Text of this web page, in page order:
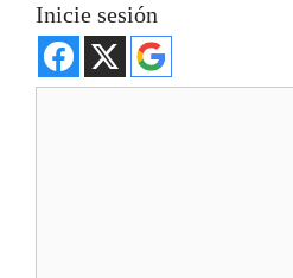
Inicie sesión